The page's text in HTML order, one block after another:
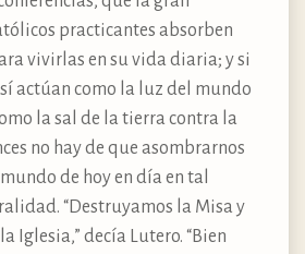
practicantes absorben
vivirlas en su vida diaria; y si
actúan como la luz del mundo
la sal de la tierra contra la
no hay de que asombrarnos
de hoy en día en tal
“Destruyamos la Misa y
Iglesia,” decía Lutero. “Bien